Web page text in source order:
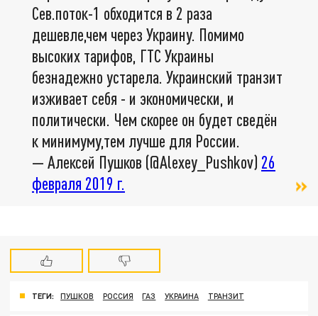
Сев.поток-1 обходится в 2 раза
дешевле,чем через Украину. Помимо
высоких тарифов, ГТС Украины
безнадежно устарела. Украинский транзит
изживает себя - и экономически, и
политически. Чем скорее он будет сведён
к минимуму,тем лучше для России.
— Алексей Пушков (@Alexey_Pushkov) 26
февраля 2019 г.
ТЕГИ: ПУШКОВ РОССИЯ ГАЗ УКРАИНА ТРАНЗИТ